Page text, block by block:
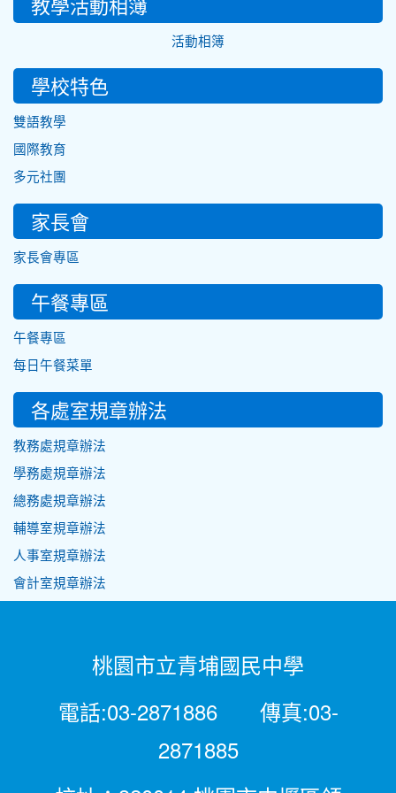
活動相簿
學校特色
雙語教學
國際教育
多元社團
家長會
家長會專區
午餐專區
午餐專區
每日午餐菜單
各處室規章辦法
教務處規章辦法
學務處規章辦法
總務處規章辦法
輔導室規章辦法
人事室規章辦法
會計室規章辦法
桃園市立青埔國民中學
電話:03-2871886 傳真:03-
2871885